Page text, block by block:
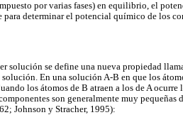
por varias fases) en equilibrio, el
determinar el potencial químico de los
solución se define una nueva propiedad
En una solución A-B en que los
los átomos de B atraen a los de A
son generalmente muy pequeñas
Johnson y Stracher, 1995):